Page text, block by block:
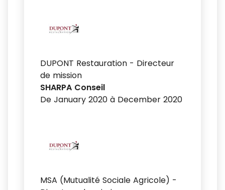
DUPONT Restauration - Directeur
de mission
SHARPA Conseil
De January 2020 à December 2020
MSA (Mutualité Sociale Agricole) -